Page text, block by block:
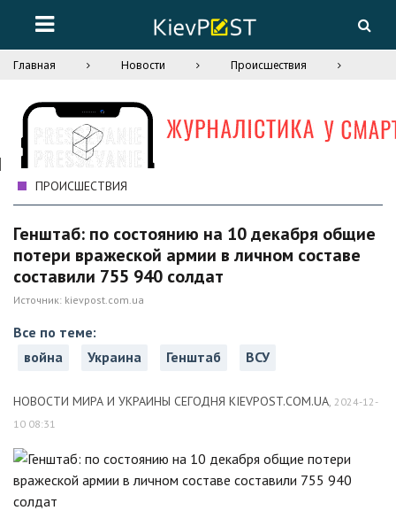
Главная Новости Происшествия
ПРОИСШЕСТВИЯ
Генштаб: по состоянию на 10 декабря общие
потери вражеской армии в личном составе
составили 755 940 солдат
Источник: kievpost.com.ua
Все по теме:
война
Украина Генштаб ВСУ
НОВОСТИ МИРА И УКРАИНЫ СЕГОДНЯ KIEVPOST.COM.UA, 2024-12-
10 08:31